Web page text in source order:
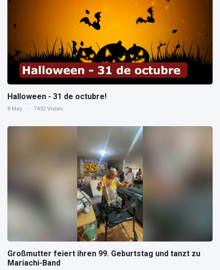
Halloween - 31 de octubre!
8 May 7432 Vistas
Großmutter feiert ihren 99. Geburtstag und tanzt zu
Mariachi-Band